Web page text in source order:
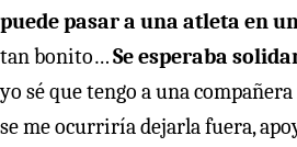
puede pasar a una atleta en
tan bonito…Se esperaba
yo sé que tengo a una
se me ocurriría dejarla fuera,